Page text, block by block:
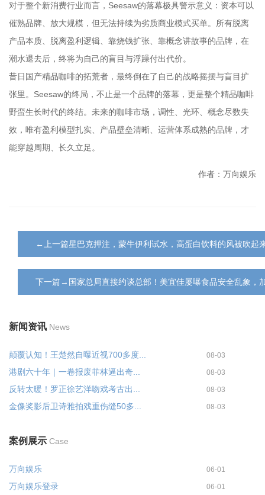
对于整个新消费行业而言，Seesaw的落幕极具警示意义：资本可以
催熟品牌、放大规模，但无法持续为劣质商业模式买单。所有脱离
产品本质、脱离盈利逻辑、靠烧钱扩张、靠概念讲故事的品牌，在
潮水退去后，终将为自己的盲目与浮躁付出代价。
昔日国产精品咖啡的拓荒者，最终倒在了自己的战略摇摆与盲目扩
张里。Seesaw的终局，不止是一个品牌的落幕，更是整个精品咖啡
野蛮生长时代的终结。未来的咖啡市场，调性、光环、概念尽数失
效，唯有盈利模型扎实、产品壁垒清晰、运营体系成熟的品牌，才
能穿越周期、长久立足。
作者：万向娱乐
←上一篇星巴克押注，蒙牛伊利试水，高蛋白饮料的风被吹起
下一篇→国家总局直接约谈总部！美宜佳屡曝食品安全乱象，
新闻资讯 News
颠覆认知！王楚然自曝近视700多度... 08-03
港剧六十年｜一卷报废菲林逼出奇... 08-03
反转太暖！罗正徐艺洋吻戏考古出... 08-03
金像奖影后卫诗雅拍戏重伤缝50多... 08-03
案例展示 Case
万向娱乐 06-01
万向娱乐登录 06-01